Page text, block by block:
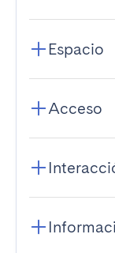
Espacio
Acceso